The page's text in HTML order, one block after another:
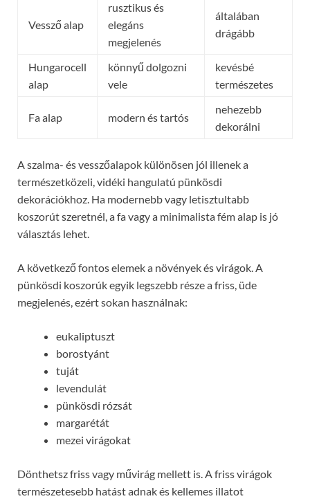
Vessző alap
rusztikus és
elegáns
megjelenés
általában
drágább
Hungarocell
alap
könnyű dolgozni
vele
kevésbé
természetes
Fa alap modern és tartós
nehezebb
dekorálni
A szalma- és vesszőalapok különösen jól illenek a
természetközeli, vidéki hangulatú pünkösdi
dekorációkhoz. Ha modernebb vagy letisztultabb
koszorút szeretnél, a fa vagy a minimalista fém alap is jó
választás lehet.
A következő fontos elemek a növények és virágok. A
pünkösdi koszorúk egyik legszebb része a friss, üde
megjelenés, ezért sokan használnak:
eukaliptuszt
borostyánt
tuját
levendulát
pünkösdi rózsát
margarétát
mezei virágokat
Dönthetsz friss vagy művirág mellett is. A friss virágok
természetesebb hatást adnak és kellemes illatot